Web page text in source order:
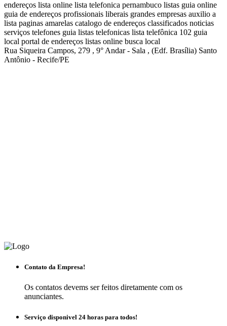
endereços lista online lista telefonica pernambuco listas guia online
guia de endereços profissionais liberais grandes empresas auxilio a
lista paginas amarelas catalogo de endereços classificados noticias
serviços telefones guia listas telefonicas lista telefônica 102 guia
local portal de endereços listas online busca local
Rua Siqueira Campos, 279 , 9° Andar - Sala , (Edf. Brasília) Santo
Antônio - Recife/PE
Contato da Empresa!
Os contatos devems ser feitos diretamente com os
anunciantes.
Serviço disponivel 24 horas para todos!